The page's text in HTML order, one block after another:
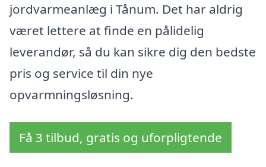
jordvarmeanlæg i Tånum. Det har aldrig
været lettere at finde en pålidelig
leverandør, så du kan sikre dig den bedste
pris og service til din nye
opvarmningsløsning.
Få 3 tilbud, gratis og uforpligtende